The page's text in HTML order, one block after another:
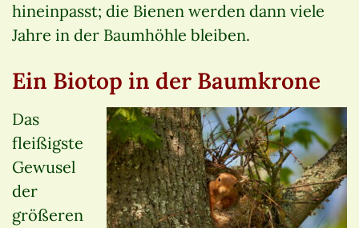
hineinpasst; die Bienen werden dann viele
Jahre in der Baumhöhle bleiben.
Ein Biotop in der Baumkrone
Das
fleißigste
Gewusel
der
größeren